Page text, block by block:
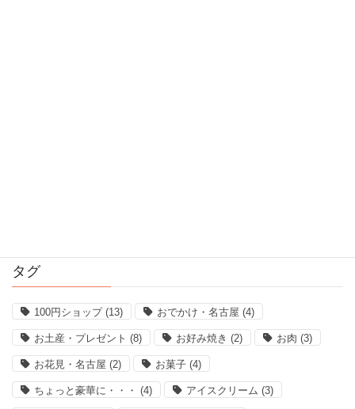
タグ
100円ショップ(13) おでかけ・名古屋 (4)
お土産・プレゼント (8) お好み焼き (2) お肉 (3)
お花見・名古屋 (2) お菓子 (4)
ちょっと豪華に・・・ (4) アイスクリーム (3)